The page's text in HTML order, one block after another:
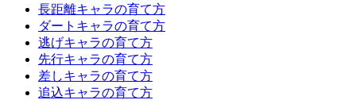
長距離キャラの育て方
ダートキャラの育て方
逃げキャラの育て方
先行キャラの育て方
差しキャラの育て方
追込キャラの育て方